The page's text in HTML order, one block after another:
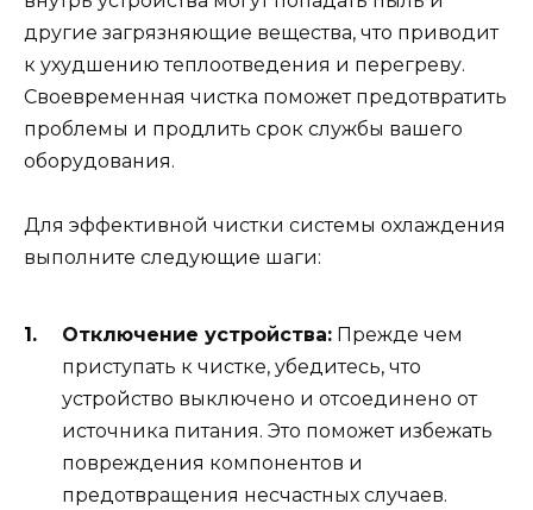
другие загрязняющие вещества, что приводит
к ухудшению теплоотведения и перегреву.
Своевременная чистка поможет предотвратить
проблемы и продлить срок службы вашего
оборудования.
Для эффективной чистки системы охлаждения
выполните следующие шаги:
Отключение устройства: Прежде чем
приступать к чистке, убедитесь, что
устройство выключено и отсоединено от
источника питания. Это поможет избежать
повреждения компонентов и
предотвращения несчастных случаев.